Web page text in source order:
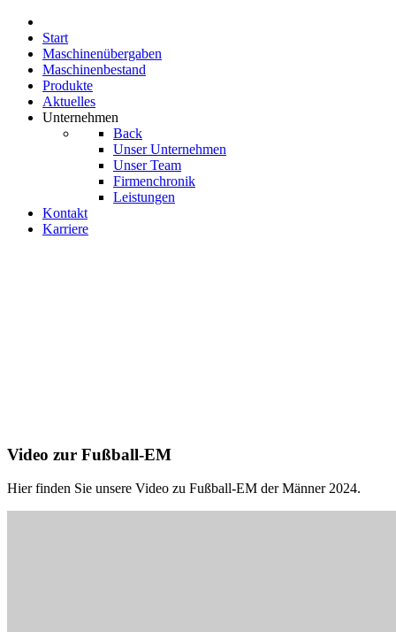
Start
Maschinenübergaben
Maschinenbestand
Produkte
Aktuelles
Unternehmen
Back
Unser Unternehmen
Unser Team
Firmenchronik
Leistungen
Kontakt
Karriere
Video zur Fußball-EM
Hier finden Sie unsere Video zu Fußball-EM der Männer 2024.